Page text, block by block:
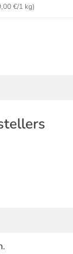
€/1 kg)